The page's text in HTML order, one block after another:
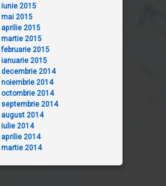
iunie 2015
mai 2015
aprilie 2015
martie 2015
februarie 2015
ianuarie 2015
decembrie 2014
noiembrie 2014
octombrie 2014
septembrie 2014
august 2014
iulie 2014
aprilie 2014
martie 2014